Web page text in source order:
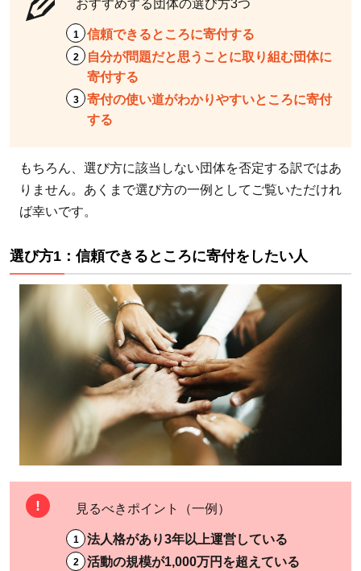
たい
人
選び
寄付
の使
い道
かり
やす
いと
ころ
に寄
付し
人
動
ジ
おすすめする団体の選び方3つ
信頼できるところに寄付する
自分が問題だと思うことに取り組む団体に
寄付する
寄付の使い道がわかりやすいところに寄付
する
もちろん、選び方に該当しない団体を否定する訳ではあ
りません。あくまで選び方の一例としてご覧いただけれ
ば幸いです。
選び方1：信頼できるところに寄付をしたい人
見るべきポイント（一例）
法人格があり3年以上運営している
活動の規模が1,000万円を超えている